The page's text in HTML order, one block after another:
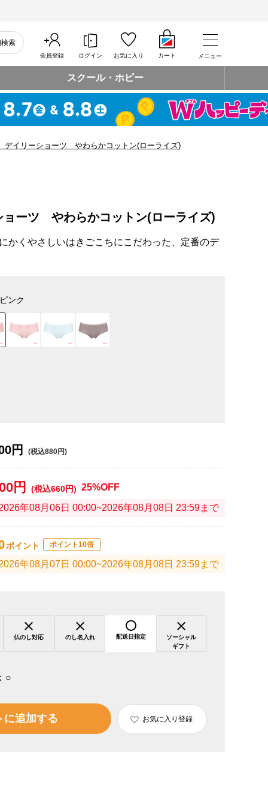
索
会員登録 ログイン お気に入り カート メニュー
スクール・ホビー
イリーショーツ やわらかコットン(ローライズ)
ーツ やわらかコットン(ローライズ)
かくやさしいはきごこちにこだわった、定番のデ
ンク
円 (税込880円)
円 (税込660円) 25%OFF
年08月06日 00:00~2026年08月08日 23:59まで
ポイント ポイント10倍
年08月07日 00:00~2026年08月08日 23:59まで
仏のし対応 のし名入れ 配送日指定
ソーシャル
ギフト
○
に追加する お気に入り登録